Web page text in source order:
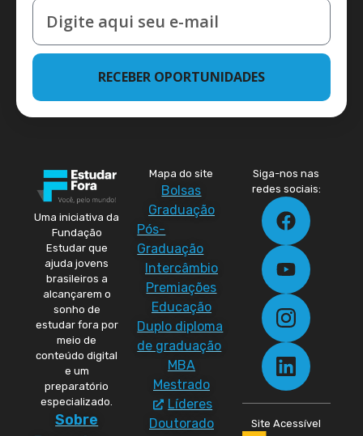
RECEBER OPORTUNIDADES
Uma iniciativa da
Fundação
Estudar que
ajuda jovens
brasileiros a
alcançarem o
sonho de
estudar fora por
meio de
conteúdo digital
e um
preparatório
especializado.
Sobre
Mapa do site
Bolsas
Graduação
Pós-
Graduação
Intercâmbio
Premiações
Educação
Duplo diploma
de graduação
MBA
Mestrado
Líderes
Doutorado
Siga-nos nas
redes sociais:
Site Acessível